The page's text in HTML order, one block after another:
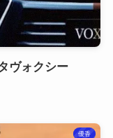
ヴォクシー
優香